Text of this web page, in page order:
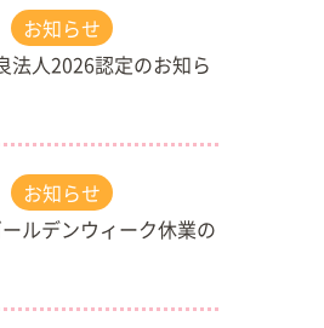
お知らせ
法人2026認定のお知ら
お知らせ
ルデンウィーク休業の